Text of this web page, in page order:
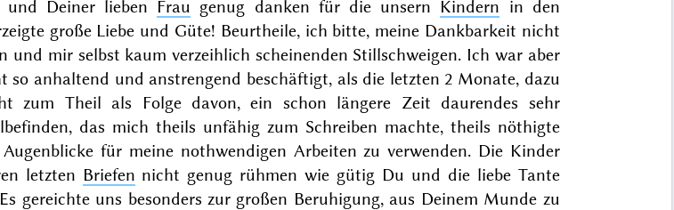
Deiner lieben Frau genug danken für die unsern Kindern in den
große Liebe und Güte! Beurtheile, ich bitte, meine Dankbarkeit nicht
und mir selbst kaum verzeihlich scheinenden Stillschweigen. Ich war aber
so anhaltend und anstrengend beschäftigt, als die letzten 2 Monate, dazu
zum Theil als Folge davon, ein schon längere Zeit daurendes sehr
das mich theils unfähig zum Schreiben machte, theils nöthigte
für meine nothwendigen Arbeiten zu verwenden. Die Kinder
letzten Briefen nicht genug rühmen wie gütig Du und die liebe Tante
gereichte uns besonders zur großen Beruhigung, aus Deinem Munde zu